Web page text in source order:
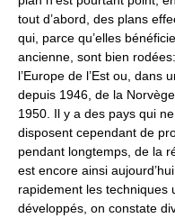
tout d’abord, des plans
qui, parce qu’elles
ancienne, sont bien rodées:
l’Europe de l’Est ou, dans
depuis 1946, de la
1950. Il y a des pays qui
disposent cependant de
pendant longtemps, de la
est encore ainsi
rapidement les techniques
développés, on constate